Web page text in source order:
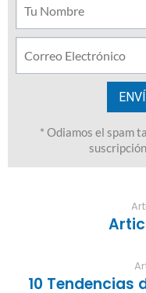
10 Tendencias